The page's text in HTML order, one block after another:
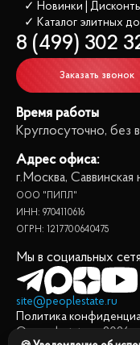
✓ Новинки |
✓ Каталог элитных
8 (499) 302
Заказать звонок
Время работы
Круглосуточно, без
Адрес офиса:
г.Москва, Саввинская
ООО "ПИПЛ"
ИНН: 9704110616
ОГРН: 1217700640475
Мы в социальных
site@peoplestate.ru
Политика
© peoplestate.ru 2026